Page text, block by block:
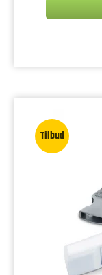
Tilbud